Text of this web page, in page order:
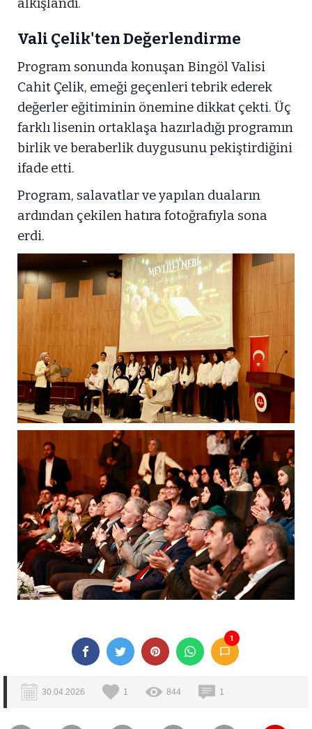
alkışlandı.
Vali Çelik'ten Değerlendirme
Program sonunda konuşan Bingöl Valisi
Cahit Çelik, emeği geçenleri tebrik ederek
değerler eğitiminin önemine dikkat çekti. Üç
farklı lisenin ortaklaşa hazırladığı programın
birlik ve beraberlik duygusunu pekiştirdiğini
ifade etti.
Program, salavatlar ve yapılan duaların
ardından çekilen hatıra fotoğrafıyla sona
erdi.
1
30.04.2026 1 844 1